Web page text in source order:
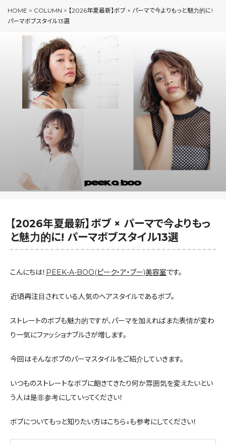
HOME > COLUMN > 【2026年夏最新】ボブ × パーマで今よりもっと魅力的に!
パーマボブスタイル13選
【2026年夏最新】ボブ × パーマで今よりもっ
と魅力的に! パーマボブスタイル13選
こんにちは！ PEEK-A-BOO(ピーク・ア・ブー)美容室です。
近頃再注目されている人気のヘアスタイルであるボブ。
ストレートのボブも魅力的ですが、パーマを加えればまた表情が変わ
り一気にファッショナブルさが増します。
今回はそんなボブのパーマスタイルをご紹介していきます。
いつものストレートなボブに飽きてきたり何か雰囲気を変えたいとい
う人は是非参考にしていってください！
ボブについてもっと知りたい方はこちら↓も参考にしてください！